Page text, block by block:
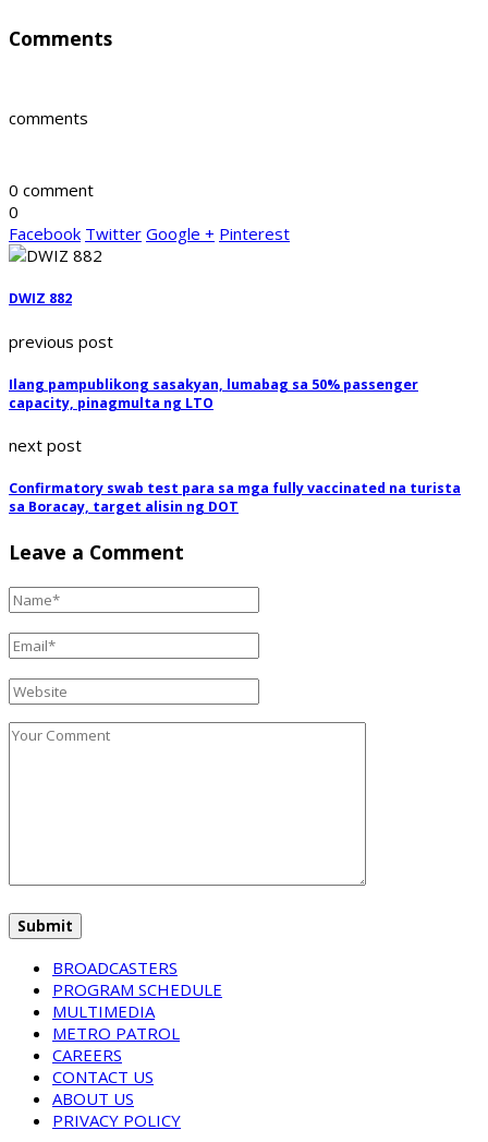
Comments
comments
0 comment
0
Facebook Twitter Google + Pinterest
DWIZ 882
previous post
Ilang pampublikong sasakyan, lumabag sa 50% passenger
capacity, pinagmulta ng LTO
next post
Confirmatory swab test para sa mga fully vaccinated na turista
sa Boracay, target alisin ng DOT
Leave a Comment
BROADCASTERS
PROGRAM SCHEDULE
MULTIMEDIA
METRO PATROL
CAREERS
CONTACT US
ABOUT US
PRIVACY POLICY